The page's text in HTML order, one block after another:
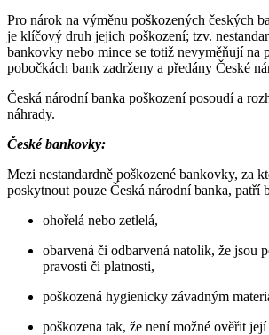
Pro nárok na výměnu poškozených českých
je klíčový druh jejich poškození; tzv.
bankovky nebo mince se totiž nevyměňují na
pobočkách bank zadrženy a předány České
Česká národní banka poškození posoudí a
náhrady.
České bankovky:
Mezi nestandardně poškozené bankovky, za
poskytnout pouze Česká národní banka, patří
ohořelá nebo zetlelá,
obarvená či odbarvená natolik, že jsou
pravosti či platnosti,
poškozená hygienicky závadným
poškozena tak, že není možné ověřit její